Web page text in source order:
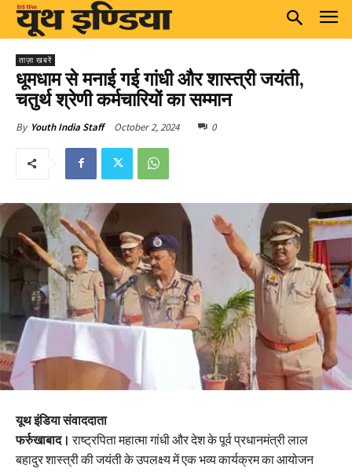
ताज़ा खबरें
धूमधाम से मनाई गई गांधी और शास्त्री जयंती,
चतुर्थ श्रेणी कर्मचारियों का सम्मान
By Youth India Staff October 2, 2024 0
यूथ इंडिया संवाददाता
फर्रुखाबाद। राष्ट्रपिता महात्मा गांधी और देश के पूर्व प्रधानमंत्री लाल
बहादुर शास्त्री की जयंती के उपलक्ष्य में एक भव्य कार्यक्रम का आयोजन